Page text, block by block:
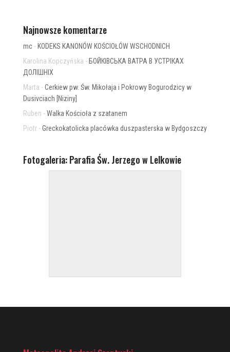
Najnowsze komentarze
mc- KODEKS KANONÓW KOŚCIOŁÓW WSCHODNICH
Karolina Kopczyńska - БОЙКІВСЬКА ВАТРА В УСТРІКАХ
ДОЛІШНІХ
Marta -Cerkiew pw. Św. Mikołaja i Pokrowy Bogurodzicy w
Dusivciach [Niziny]
Ruben -Walka Kościoła z szatanem
Piotr-Greckokatolicka placówka duszpasterska w Bydgoszczy
Fotogaleria: Parafia Św. Jerzego w Lelkowie